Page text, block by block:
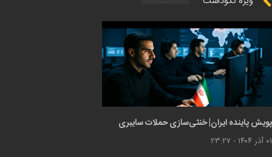
پویش پاینده ایران| خنثی‌سازی حملات سایبری
۰۱ آذر ۱۴۰۴ - ۲۳:۲۷